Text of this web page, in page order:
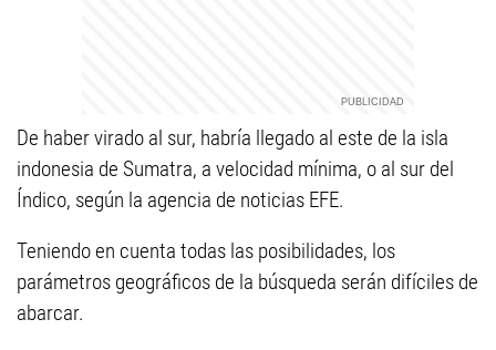
De haber virado al sur, habría llegado al este de la isla
indonesia de Sumatra, a velocidad mínima, o al sur del
Índico, según la agencia de noticias EFE.
Teniendo en cuenta todas las posibilidades, los
parámetros geográficos de la búsqueda serán difíciles de
abarcar.